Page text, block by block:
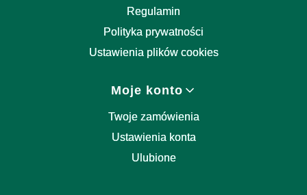
Regulamin
Polityka prywatności
Ustawienia plików cookies
Moje konto
Twoje zamówienia
Ustawienia konta
Ulubione